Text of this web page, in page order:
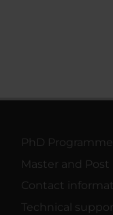
PhD
Master and Post
Contact
Technical